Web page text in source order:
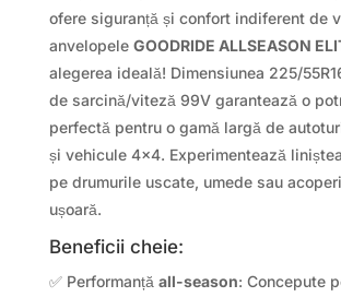
ofere siguranță și confort indiferent de
anvelopele GOODRIDE ALLSEASON
alegerea ideală! Dimensiunea 225/
de sarcină/viteză 99V garantează o
perfectă pentru o gamă largă de
și vehicule 4×4. Experimentează
pe drumurile uscate, umede sau
ușoară.
Beneficii cheie:
✅ Performanță all-season: Concepute